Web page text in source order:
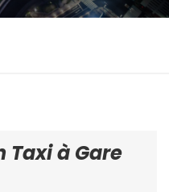
Taxi à Gare